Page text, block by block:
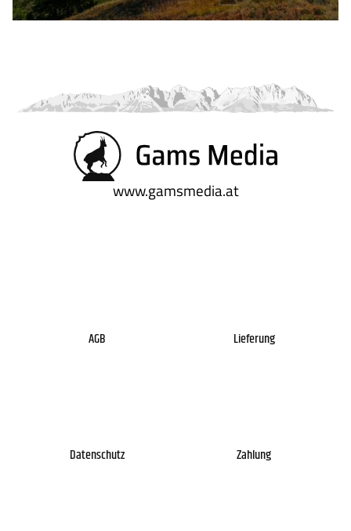
www.gamsmedia.at
AGB
Datenschutz
Lieferung
Zahlung